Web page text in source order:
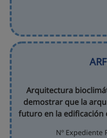
Arquitectura
demostrar que la
futuro en la edificación
Nº Expediente